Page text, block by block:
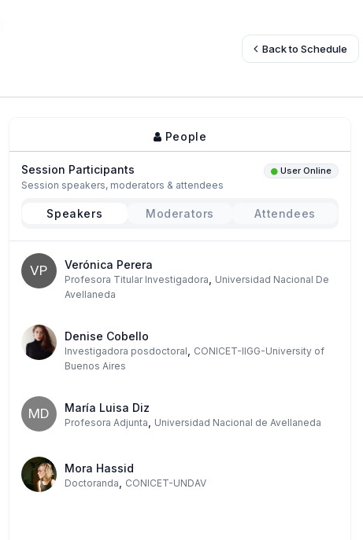
Back to Schedule
People
Session Participants User Online
Session speakers, moderators & attendees
Speakers Moderators Attendees
VP Verónica Perera
Profesora Titular Investigadora
Universidad Nacional De
Avellaneda
Denise Cobello
Investigadora posdoctoral
CONICET-IIGG-University of
Buenos Aires
MD María Luisa Diz
Profesora Adjunta Universidad Nacional de Avellaneda
Mora Hassid
Doctoranda CONICET-UNDAV